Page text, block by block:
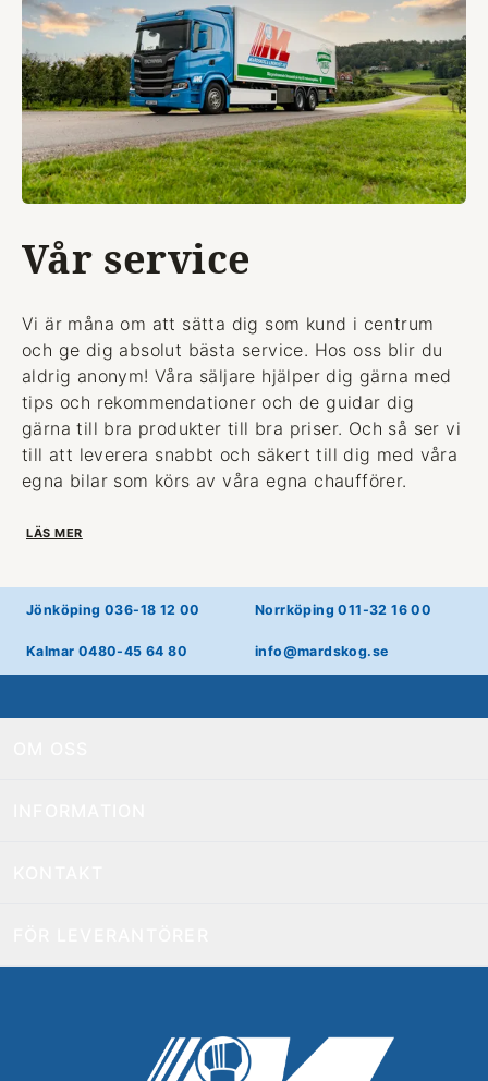
Vår service
Vi är måna om att sätta dig som kund i centrum
och ge dig absolut bästa service. Hos oss blir du
aldrig anonym! Våra säljare hjälper dig gärna med
tips och rekommendationer och de guidar dig
gärna till bra produkter till bra priser. Och så ser vi
till att leverera snabbt och säkert till dig med våra
egna bilar som körs av våra egna chaufförer.
LÄS MER
Jönköping 036-18 12 00 Norrköping 011-32 16 00
Kalmar 0480-45 64 80 info@mardskog.se